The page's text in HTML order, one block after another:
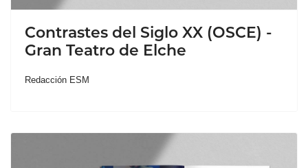
Contrastes del Siglo XX (OSCE) -
Gran Teatro de Elche
Redacción ESM